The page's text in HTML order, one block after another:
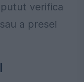
verifica
a presei